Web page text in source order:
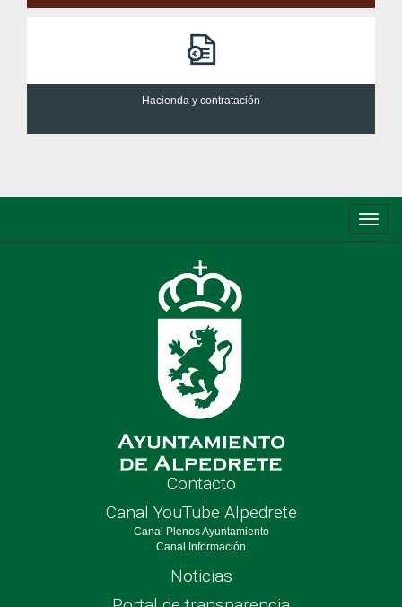
Hacienda y contratación
de
Contacto
Canal YouTube Alpedrete
Canal Plenos Ayuntamiento
Canal Información
Noticias